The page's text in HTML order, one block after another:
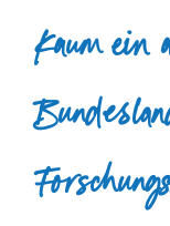
Kaum ein